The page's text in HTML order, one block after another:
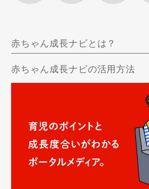
赤ちゃん成長ナビとは？
赤ちゃん成長ナビの活用方法